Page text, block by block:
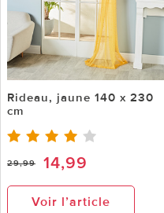
Rideau, jaune 140 x 230
cm
29,99 14,99
Voir l’article